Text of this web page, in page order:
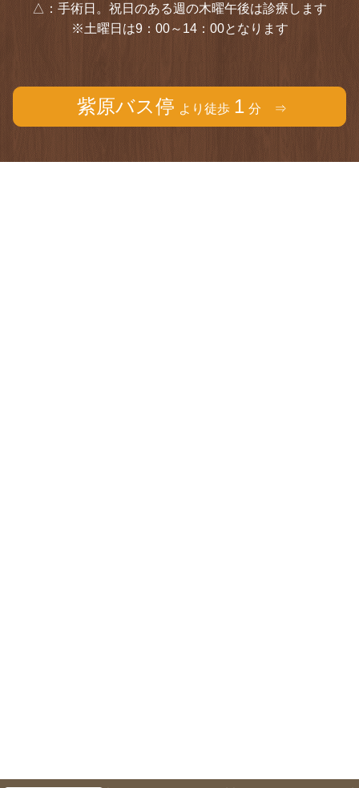
△：手術日。祝日のある週の木曜午後は診療します
※土曜日は9：00～14：00となります
紫原バス停 より徒歩 1 分 ⇒